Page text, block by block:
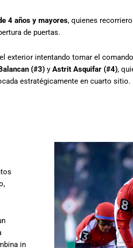
4 años y mayores, quienes
de puertas.
exterior intentando tomar el
(#3) y Astrit Asquifar (#4),
estratégicamente en cuarto sitio.
in